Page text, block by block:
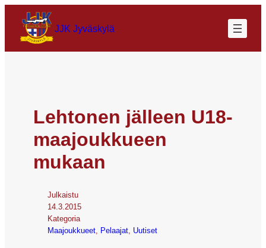
JJK Jyväskylä
Lehtonen jälleen U18-
maajoukkueen
mukaan
Julkaistu
14.3.2015
Kategoria
Maajoukkueet Pelaajat Uutiset